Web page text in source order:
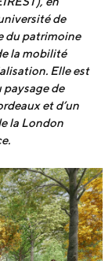
de
du patrimoine
la mobilité
Elle est
de
et d’un
la London